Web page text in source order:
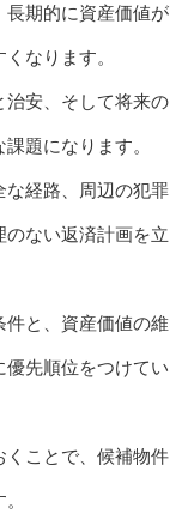
長期的に資産価値が
なります。
治安、そして将来の
題になります。
な経路、周辺の犯罪
ない返済計画を立
件と、資産価値の維
先順位をつけてい
くことで、候補物件